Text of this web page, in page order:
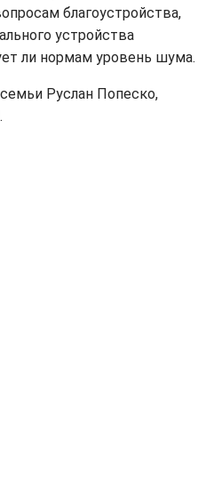
благоустройства,
устройства
ли нормам уровень шума.
Руслан Попеско,